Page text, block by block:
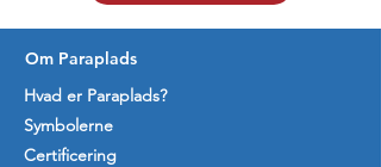
Om Paraplads
Hvad er Paraplads?
Symbolerne
Certificering